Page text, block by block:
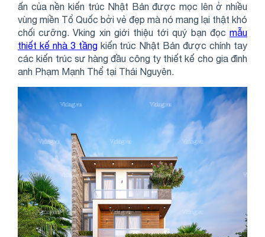
ấn của nền kiến trúc Nhật Bản được mọc lên ở nhiều
vùng miền Tổ Quốc bởi vẻ đẹp mà nó mang lại thật khó
chối cưỡng. Vking xin giới thiệu tới quý bạn đọc mẫu
thiết kế nhà 3 tầngkiến trúc Nhật Bản được chính tay
các kiến trúc sư hàng đầu công ty thiết kế cho gia đình
anh Phạm Mạnh Thể tại Thái Nguyên.